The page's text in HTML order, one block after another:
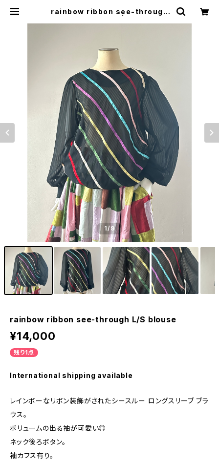
rainbow ribbon see-through
1/9
rainbow ribbon see-through L/S blouse
¥14,000
残り1点
International shipping available
レインボーなリボン装飾がされたシースルー ロングスリーブ ブラ
ウス。
ボリュームの出る袖が可愛い◎
ネック後ろボタン。
袖カフス有り。